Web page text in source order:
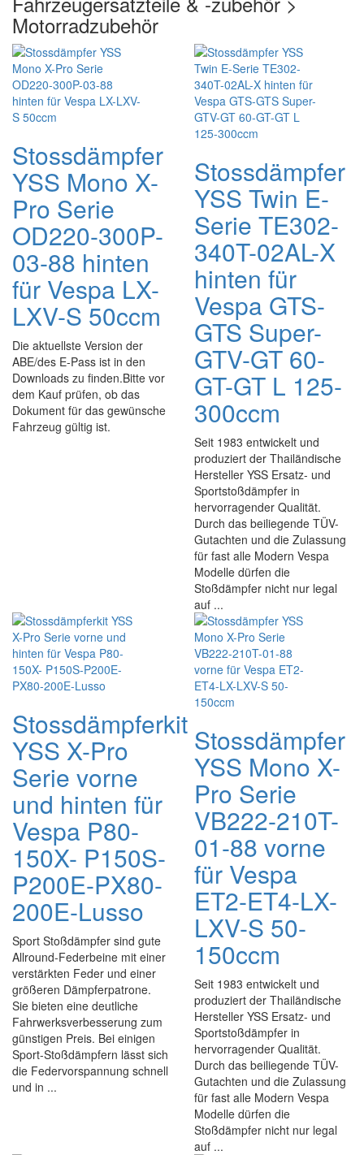
Motorradzubehör
Stossdämpfer
YSS Mono X-
Pro Serie
OD220-300P-
03-88 hinten
für Vespa LX-
LXV-S 50ccm
Die aktuellste Version der
ABE/des E-Pass ist in den
Downloads zu finden.Bitte vor
dem Kauf prüfen, ob das
Dokument für das gewünsche
Fahrzeug gültig ist.
Stossdämpfer
YSS Twin E-
Serie TE302-
340T-02AL-X
hinten für
Vespa GTS-
GTS Super-
GTV-GT 60-
GT-GT L 125-
300ccm
Seit 1983 entwickelt und
produziert der Thailändische
Hersteller YSS Ersatz- und
Sportstoßdämpfer in
hervorragender Qualität.
Durch das beiliegende TÜV-
Gutachten und die Zulassung
für fast alle Modern Vespa
Modelle dürfen die
Stoßdämpfer nicht nur legal
auf ...
Stossdämpferkit
YSS X-Pro
Serie vorne
und hinten für
Vespa P80-
150X- P150S-
P200E-PX80-
200E-Lusso
Sport Stoßdämpfer sind gute
Allround-Federbeine mit einer
verstärkten Feder und einer
größeren Dämpferpatrone.
Sie bieten eine deutliche
Fahrwerksverbesserung zum
günstigen Preis. Bei einigen
Sport-Stoßdämpfern lässt sich
die Federvorspannung schnell
und in ...
Stossdämpfer
YSS Mono X-
Pro Serie
VB222-210T-
01-88 vorne
für Vespa
ET2-ET4-LX-
LXV-S 50-
150ccm
Seit 1983 entwickelt und
produziert der Thailändische
Hersteller YSS Ersatz- und
Sportstoßdämpfer in
hervorragender Qualität.
Durch das beiliegende TÜV-
Gutachten und die Zulassung
für fast alle Modern Vespa
Modelle dürfen die
Stoßdämpfer nicht nur legal
auf ...